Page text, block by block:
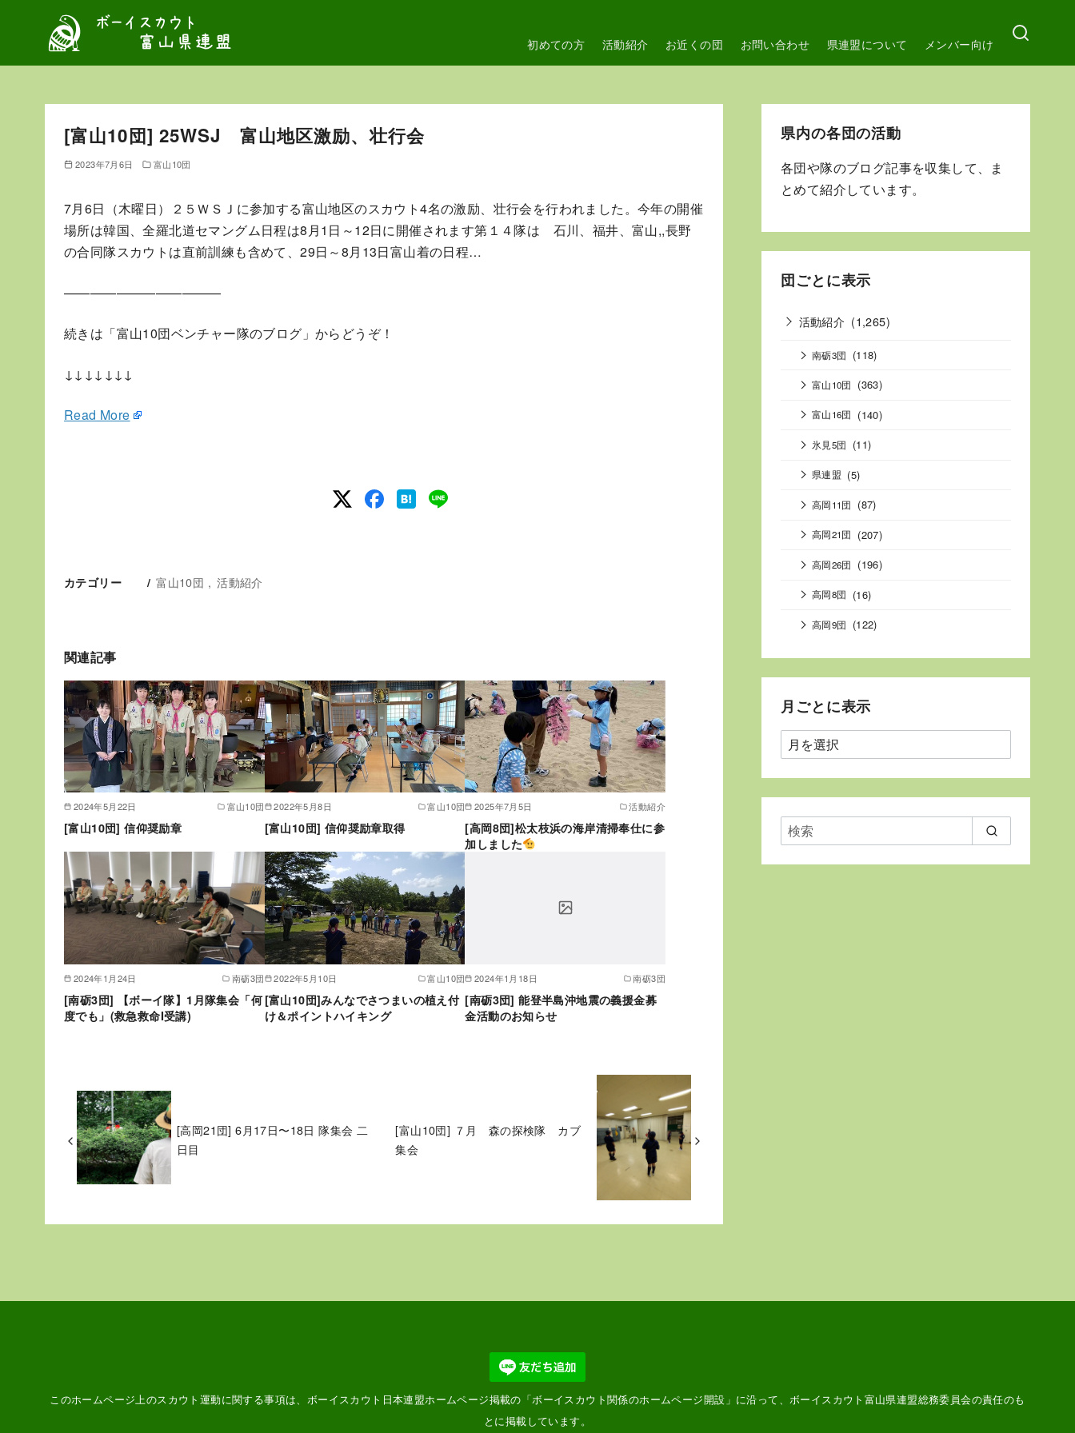
初めての方 活動紹介 お近くの団 お問い合わせ 県連盟について メンバー向け
[富山10団] 25WSJ 富山地区激励、壮行会
2023年7月6日 富山10団
7月6日（木曜日）２５ＷＳＪに参加する富山地区のスカウト4名の激励、壮行会を行われました。今年の開催
場所は韓国、全羅北道セマングム日程は8月1日～12日に開催されます第１４隊は 石川、福井、富山,,長野
の合同隊スカウトは直前訓練も含めて、29日～8月13日富山着の日程…
————————————
続きは「富山10団ベンチャー隊のブログ」からどうぞ！
↓↓↓↓↓↓↓
Read More
カテゴリー 富山10団 活動紹介
関連記事
2024年5月22日 富山10団
[富山10団] 信仰奨励章
2022年5月8日 富山10団
[富山10団] 信仰奨励章取得
2025年7月5日 活動紹介
[高岡8団]松太枝浜の海岸清掃奉仕に参
加しました
2024年1月24日 南砺3団
[南砺3団] 【ボーイ隊】1月隊集会「何
度でも」(救急救命I受講)
2022年5月10日 富山10団
[富山10団]みんなでさつまいの植え付
け＆ポイントハイキング
2024年1月18日 南砺3団
[南砺3団] 能登半島沖地震の義援金募
金活動のお知らせ
[高岡21団] 6月17日〜18日 隊集会 二
日目
[富山10団] ７月 森の探検隊 カブ
集会
県内の各団の活動
各団や隊のブログ記事を収集して、ま
とめて紹介しています。
団ごとに表示
活動紹介 (1,265)
南砺3団 (118)
富山10団 (363)
富山16団 (140)
氷見5団 (11)
県連盟 (5)
高岡11団 (87)
高岡21団 (207)
高岡26団 (196)
高岡8団 (16)
高岡9団 (122)
月ごとに表示
月
ご
と
表
示
このホームページ上のスカウト運動に関する事項は、ボーイスカウト日本連盟ホームページ掲載の「ボーイスカウト関係のホームページ開設 」に沿って、ボーイスカウト富山県連盟総務委員会の責任のも
とに掲載しています。